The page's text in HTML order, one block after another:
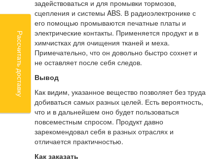
задействоваться и для промывки тормозов,
сцепления и системы ABS. В радиоэлектронике с
его помощью промываются печатные платы и
электрические контакты. Применяется продукт и в
химчистках для очищения тканей и меха.
Примечательно, что он довольно быстро сохнет и
не оставляет после себя следов.
Вывод
Как видим, указанное вещество позволяет без труда
добиваться самых разных целей. Есть вероятность,
что и в дальнейшем оно будет пользоваться
повсеместным спросом. Продукт давно
зарекомендовал себя в разных отраслях и
отличается практичностью.
Как заказать
Рассчитать доставку